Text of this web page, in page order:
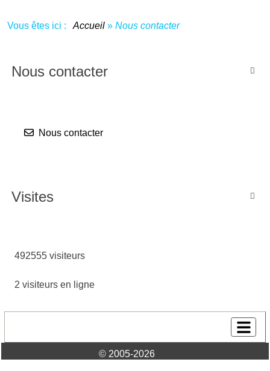
Vous êtes ici : Accueil » Nous contacter

Nous contacter
Nous contacter

Visites
492555 visiteurs
2 visiteurs en ligne
© 2005-2026